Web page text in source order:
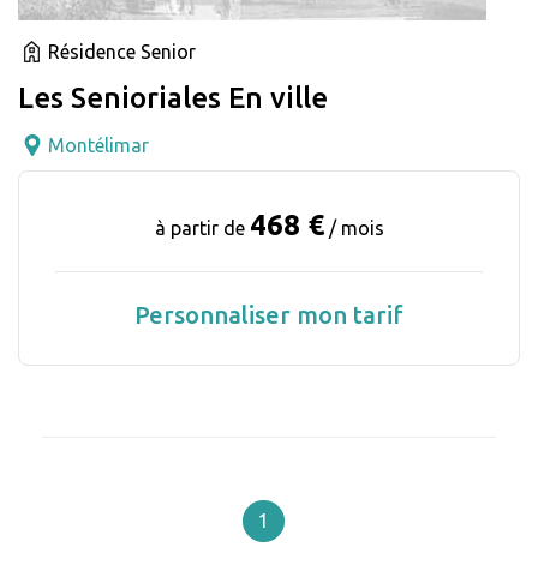
Résidence Senior
Les Senioriales En ville
Montélimar
à partir de 468 € / mois
Personnaliser mon tarif
1